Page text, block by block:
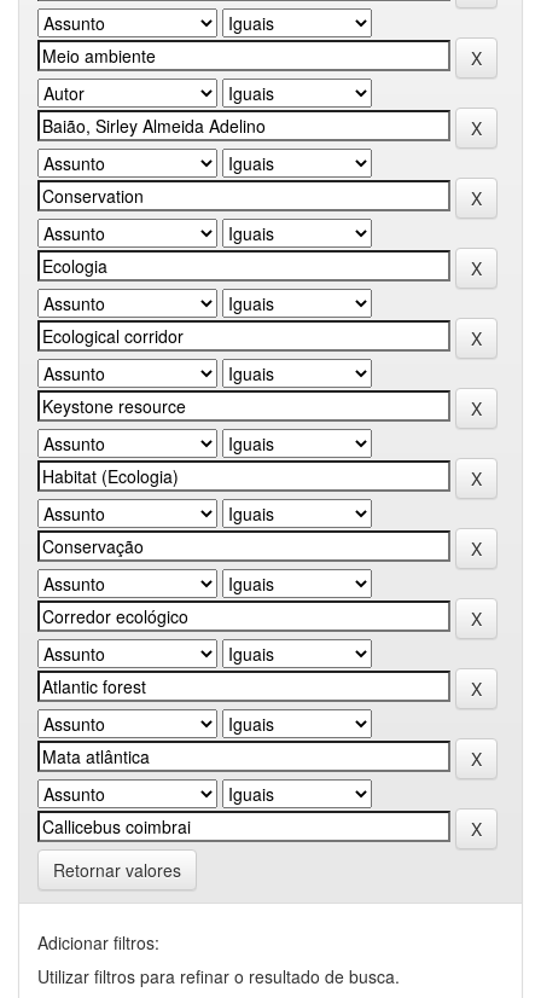
Retornar valores
Adicionar filtros:
Utilizar filtros para refinar o resultado de busca.